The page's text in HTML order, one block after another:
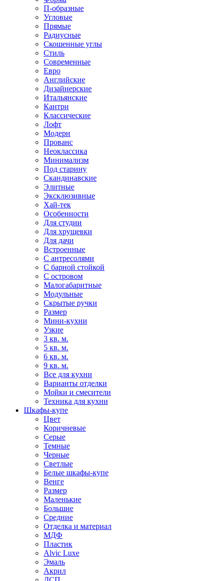
П-образные
Угловые
Прямые
Радиусные
Скошенные углы
Стиль
Современные
Евро
Английские
Дизайнерские
Итальянские
Кантри
Классические
Лофт
Модерн
Прованс
Неоклассика
Минимализм
Под старину
Скандинавские
Элитные
Эксклюзивные
Хай-тек
Особенности
Для студии
Для хрущевки
Для дачи
Встроенные
С антресолями
С барной стойкой
С островом
Малогабаритные
Модульные
Скрытые ручки
Размер
Мини-кухни
Узкие
3 кв. м.
5 кв. м.
6 кв. м.
9 кв. м.
Все для кухни
Варианты отделки
Мойки и смесители
Техника для кухни
Шкафы-купе
Цвет
Коричневые
Серые
Темные
Черные
Светлые
Белые шкафы-купе
Венге
Размер
Маленькие
Большие
Средние
Отделка и материал
МДФ
Пластик
Alvic Luxe
Эмаль
Акрил